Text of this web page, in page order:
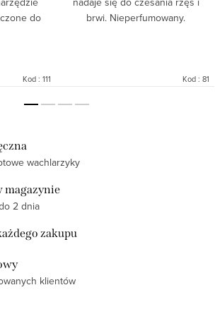
do
Kod : 111
brwi. Nieperfumowany.
Kod : 81
wachlarzyky
magazynie
2 dnia
zakupu
klientów